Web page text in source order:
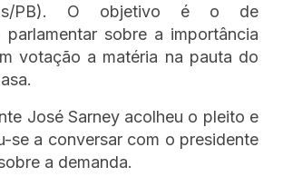
PB). O objetivo é o de
parlamentar sobre a importância
votação a matéria na pauta do
José Sarney acolheu o pleito e
se a conversar com o presidente
a demanda.